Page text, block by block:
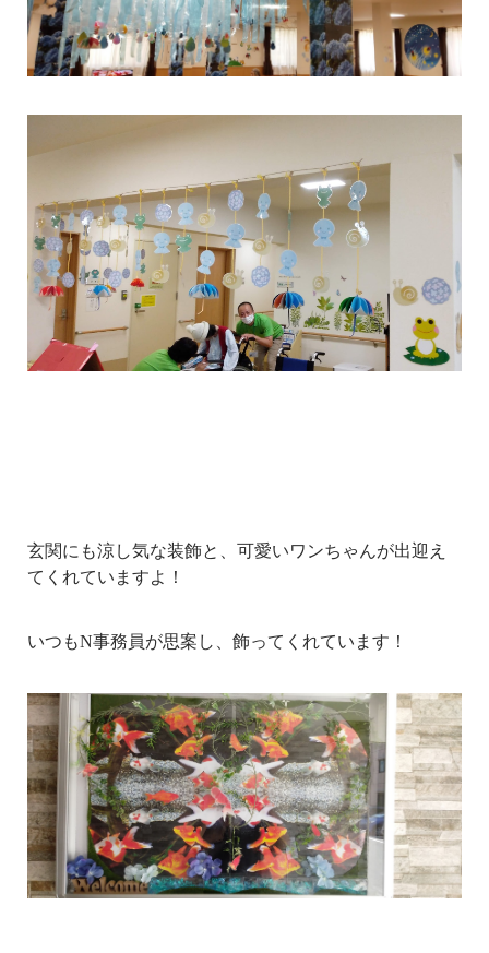
玄関にも涼し気な装飾と、可愛いワンちゃんが出迎え
てくれていますよ！
いつもN事務員が思案し、飾ってくれています！